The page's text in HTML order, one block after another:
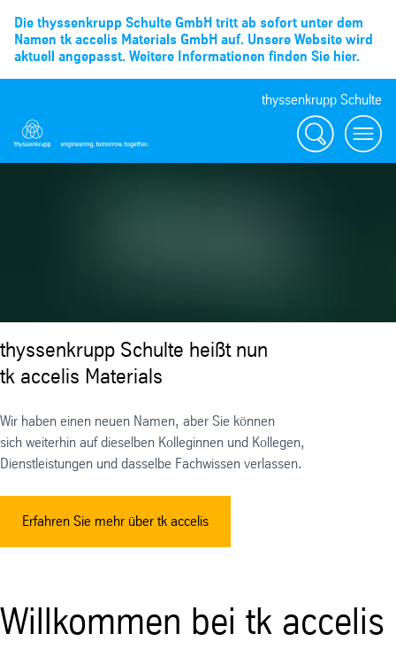
Die thyssenkrupp Schulte GmbH tritt ab sofort unter dem
Namen tk accelis Materials GmbH auf. Unsere Website wird
aktuell angepasst. Weitere Informationen finden Sie hier.
thyssenkrupp Schulte
Suche
Menü
thyssenkrupp Schulte heißt nun
tk accelis Materials
Wir haben einen neuen Namen, aber Sie können
sich weiterhin auf dieselben Kolleginnen und Kollegen,
Dienstleistungen und dasselbe Fachwissen verlassen.
Erfahren Sie mehr über tk accelis
Willkommen bei tk accelis